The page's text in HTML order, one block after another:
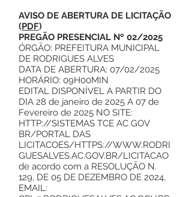
AVISO DE ABERTURA DE LICITAÇÃO
(PDF)
PREGÃO PRESENCIAL Nº 02/2025
ÓRGÃO: PREFEITURA MUNICIPAL
DE RODRIGUES ALVES
DATA DE ABERTURA: 07/02/2025
HORÁRIO: 09H00MIN
EDITAL DISPONÍVEL A PARTIR DO
DIA 28 de janeiro de 2025 A 07 de
Fevereiro de 2025 NO SITE:
HTTP://SISTEMAS TCE AC GOV
BR/PORTAL DAS
LICITACOES/HTTPS://WWW.RODRI
GUESALVES.AC.GOV.BR/LICITACAO
de acordo com a RESOLUÇÃO N.
129, DE 05 DE DEZEMBRO DE 2024,
EMAIL: